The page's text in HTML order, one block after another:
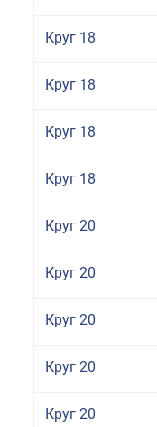
Круг 18
Круг 18
Круг 18
Круг 18
Круг 20
Круг 20
Круг 20
Круг 20
Круг 20